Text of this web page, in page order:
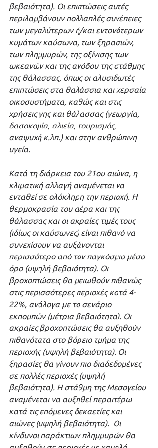
βεβαιότητα). Οι επιπτώσεις αυτές
περιλαμβάνουν πολλαπλές συνέπειες
των μεγαλύτερων ή/και εντονότερων
κυμάτων καύσωνα, των ξηρασιών,
των πλημμυρών, της οξίνισης των
ωκεανών και της ανόδου της στάθμης
της θάλασσας, όπως οι αλυσιδωτές
επιπτώσεις στα θαλάσσια και χερσαία
οικοσυστήματα, καθώς και στις
χρήσεις γης και θάλασσας (γεωργία,
δασοκομία, αλιεία, τουρισμός,
αναψυχή κ.λπ.) και στην ανθρώπινη
υγεία.
Κατά τη διάρκεια του 21ου αιώνα, η
κλιματική αλλαγή αναμένεται να
ενταθεί σε ολόκληρη την περιοχή. Η
θερμοκρασία του αέρα και της
θάλασσας και οι ακραίες τιμές τους
(ιδίως οι καύσωνες) είναι πιθανό να
συνεχίσουν να αυξάνονται
περισσότερο από τον παγκόσμιο μέσο
όρο (υψηλή βεβαιότητα). Οι
βροχοπτώσεις θα μειωθούν πιθανώς
στις περισσότερες περιοχές κατά 4-
22%, ανάλογα με το σενάριο
εκπομπών (μέτρια βεβαιότητα). Οι
ακραίες βροχοπτώσεις θα αυξηθούν
πιθανότατα στο βόρειο τμήμα της
περιοχής (υψηλή βεβαιότητα). Οι
ξηρασίες θα γίνουν πιο διαδεδομένες
σε πολλές περιοχές (υψηλή
βεβαιότητα). Η στάθμη της Μεσογείου
αναμένεται να αυξηθεί περαιτέρω
κατά τις επόμενες δεκαετίες και
αιώνες (υψηλή βεβαιότητα).  Οι
κίνδυνοι παράκτιων πλημμυρών θα